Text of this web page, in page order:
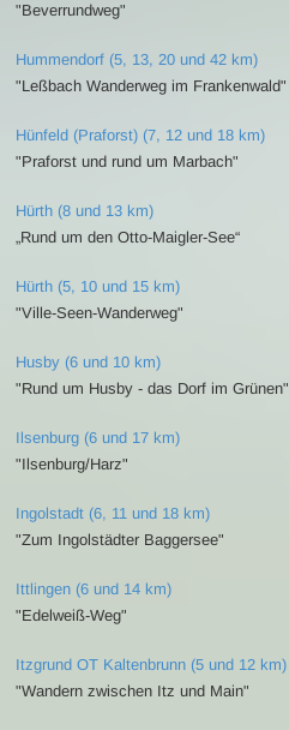
"Beverrundweg"
Hummendorf (5, 13, 20 und 42 km)
"Leßbach Wanderweg im Frankenwald"
Hünfeld (Praforst) (7, 12 und 18 km)
"Praforst und rund um Marbach"
Hürth (8 und 13 km)
„Rund um den Otto-Maigler-See“
Hürth (5, 10 und 15 km)
"Ville-Seen-Wanderweg"
Husby (6 und 10 km)
"Rund um Husby - das Dorf im Grünen"
Ilsenburg (6 und 17 km)
"Ilsenburg/Harz"
Ingolstadt (6, 11 und 18 km)
"Zum Ingolstädter Baggersee"
Ittlingen (6 und 14 km)
"Edelweiß-Weg"
Itzgrund OT Kaltenbrunn (5 und 12 km)
"Wandern zwischen Itz und Main"